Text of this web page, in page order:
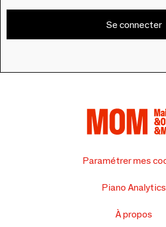
Se connecter
Paramétrer mes
Piano Analytics
À propos